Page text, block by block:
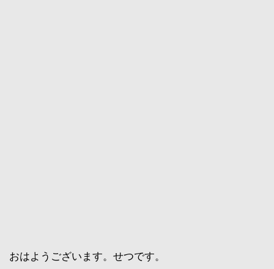
おはようございます。せつです。